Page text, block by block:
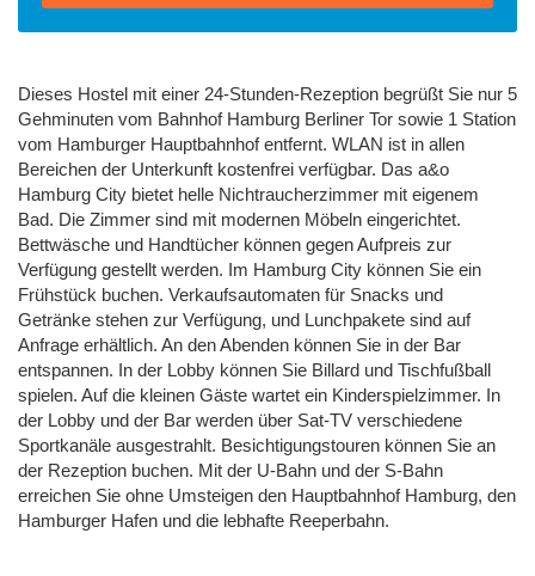
Dieses Hostel mit einer 24-Stunden-Rezeption begrüßt Sie nur 5
Gehminuten vom Bahnhof Hamburg Berliner Tor sowie 1 Station
vom Hamburger Hauptbahnhof entfernt. WLAN ist in allen
Bereichen der Unterkunft kostenfrei verfügbar. Das a&o
Hamburg City bietet helle Nichtraucherzimmer mit eigenem
Bad. Die Zimmer sind mit modernen Möbeln eingerichtet.
Bettwäsche und Handtücher können gegen Aufpreis zur
Verfügung gestellt werden. Im Hamburg City können Sie ein
Frühstück buchen. Verkaufsautomaten für Snacks und
Getränke stehen zur Verfügung, und Lunchpakete sind auf
Anfrage erhältlich. An den Abenden können Sie in der Bar
entspannen. In der Lobby können Sie Billard und Tischfußball
spielen. Auf die kleinen Gäste wartet ein Kinderspielzimmer. In
der Lobby und der Bar werden über Sat-TV verschiedene
Sportkanäle ausgestrahlt. Besichtigungstouren können Sie an
der Rezeption buchen. Mit der U-Bahn und der S-Bahn
erreichen Sie ohne Umsteigen den Hauptbahnhof Hamburg, den
Hamburger Hafen und die lebhafte Reeperbahn.